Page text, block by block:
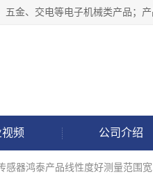
频 公司介绍
感器鸿泰产品线性度好测量范围宽